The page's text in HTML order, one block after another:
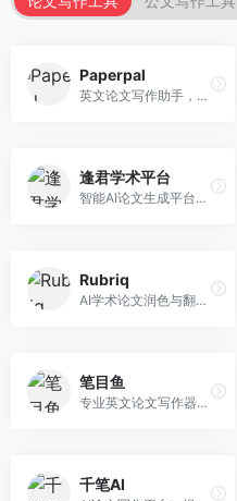
Paperpal
英文论文写作助手，专注于学术英语润色。面向需要发表国际期刊的研究者，提供语法检查、学术表达优化、格式规范等服务，英语表达地道专业。
逢君学术平台
智能AI论文生成平台，支持查重检测。面向高校学生和研究人员，提供论文选题、内容生成、查重修改等一站式服务，学术写作流程完整。
Rubriq
AI学术论文润色与翻译平台。面向国际期刊投稿者，提供论文润色、翻译、格式调整等服务，支持多语言，学术表达专业规范。
笔目鱼
专业英文论文写作器，支持学术论文全流程。面向留学生和国际期刊投稿者，提供英文论文撰写、润色、格式调整等服务，学术英语表达规范。
千笔AI